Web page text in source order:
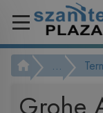
...